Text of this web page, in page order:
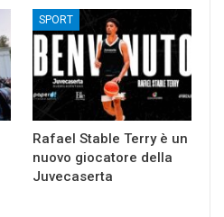
SPORT
Rafael Stable Terry è un
nuovo giocatore della
Juvecaserta